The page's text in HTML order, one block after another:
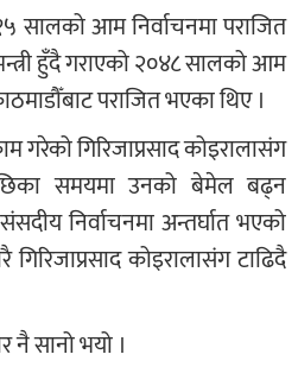
सालको आम निर्वाचनमा पराजित
हुँदै गराएको २०४८ सालको आम
पराजित भएका थिए ।
गरेको गिरिजाप्रसाद कोइरालासंग
पछिका समयमा उनको बेमेल बढ्न
निर्वाचनमा अन्तर्घात भएको
कोइरालासंग टाढिदै
नै सानो भयो ।